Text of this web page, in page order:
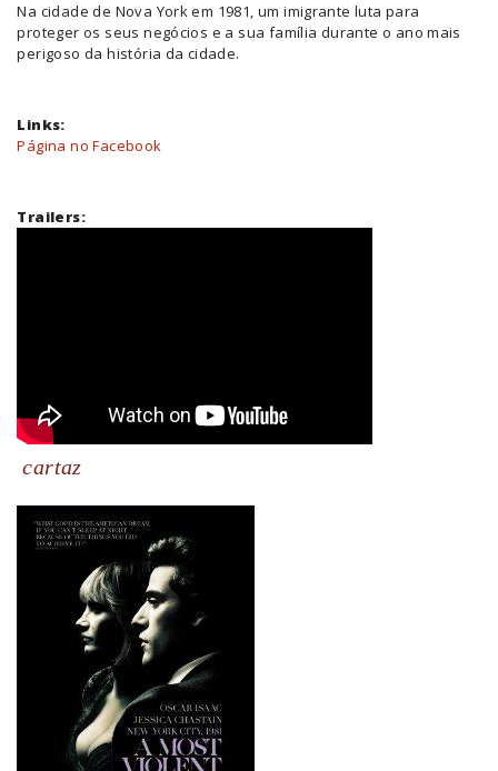
Na cidade de Nova York em 1981, um imigrante luta para
proteger os seus negócios e a sua família durante o ano mais
perigoso da história da cidade.
Links:
Página no Facebook
Trailers:
cartaz